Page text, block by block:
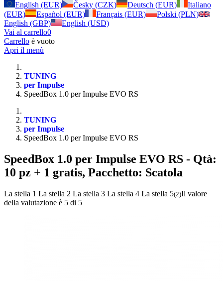
English (EUR)
Česky (CZK) Deutsch (EUR)
Italiano
(EUR)
Español (EUR) Français (EUR)
Polski (PLN)
English (GBP)
English (USD)
Vai al carrello0
Carrello è vuoto
Apri il menù
TUNING
per Impulse
SpeedBox 1.0 per Impulse EVO RS
TUNING
per Impulse
SpeedBox 1.0 per Impulse EVO RS
SpeedBox 1.0 per Impulse EVO RS - Qtà:
10 pz + 1 gratis, Pacchetto: Scatola
La stella 1 La stella 2 La stella 3 La stella 4 La stella 5(2)Il valore
della valutazione è 5 di 5